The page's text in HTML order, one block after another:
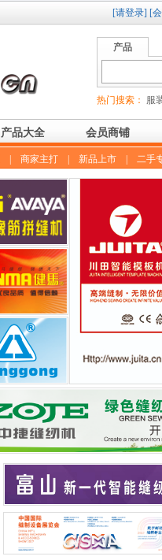
[请登录] [
产品
热门搜索： 服
产品大全 会员商铺
商家主打 新品上市 二手